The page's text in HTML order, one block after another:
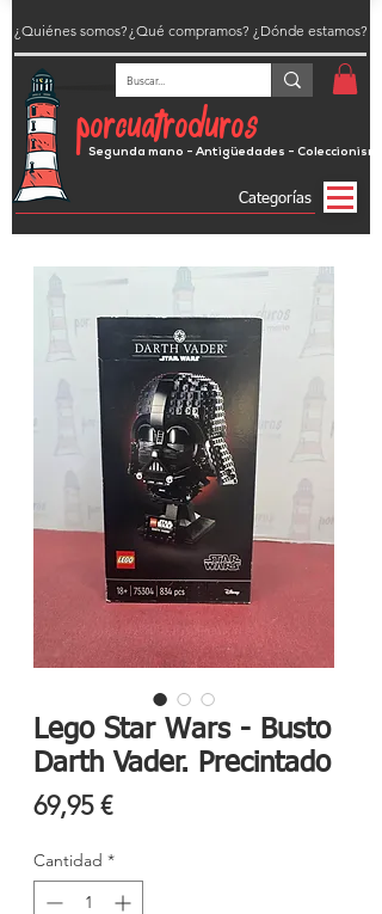
porcuatroduros
Segunda mano - Antigüedades - Coleccionismo
¿Dónde estamos?
¿Quiénes somos?
Categorías
¿Qué compramos?
Lego Star Wars - Busto
Darth Vader. Precintado
69,95 €Precio
Cantidad *